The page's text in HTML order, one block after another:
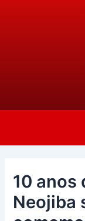
10 anos
Neojiba